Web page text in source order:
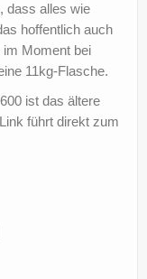
dass alles wie
hoffentlich auch
Moment bei
11kg-Flasche.
ist das ältere
führt direkt zum